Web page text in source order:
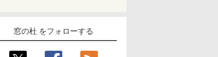
窓の杜 をフォローする